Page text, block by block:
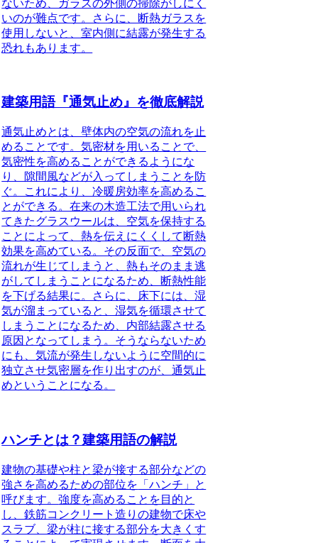
ないため、ガラスの外側の掃除がしにく
いのが難点です。さらに、断熱ガラスを
使用しないと、室内側に結露が発生する
恐れもあります。
建築用語『通気止め』を徹底解説
通気止めとは、壁体内の空気の流れを止
めること です。気密材を用いることで、
気密性を高めることができるようにな
り、隙間風などが入ってしまうことを防
ぐ。これにより、冷暖房効率を高めるこ
とができる。在来の木造工法で用いられ
てきたグラスウールは、空気を保持する
ことによって、熱を伝えにくくして断熱
効果を高めている。その反面で、空気の
流れが生じてしまうと、熱もそのまま逃
がしてしまうことになるため、断熱性能
を下げる結果に。さらに、床下には、湿
気が溜まっていると、湿気を循環させて
しまうことになるため、内部結露させる
原因となってしまう。そうならないため
にも、気流が発生しないように空間的に
独立させ気密層を作り出すのが、通気止
めということになる 。
ハンチとは？建築用語の解説
建物の基礎や柱と梁が接する部分などの
強さを高めるための部位を 「ハンチ」
と
呼びます。強度を高めることを目的と
し、鉄筋コンクリート造りの建物で床や
スラブ、梁が柱に接する部分を大きくす